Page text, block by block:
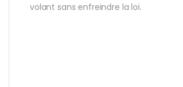
volant sans enfreindre la loi.